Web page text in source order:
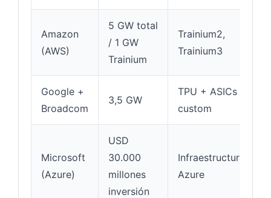
Amazon
(AWS)
5 GW total
/ 1 GW
Trainium
Trainium2,
Trainium3
Google +
Broadcom
3,5 GW
TPU + ASICs
custom
Microsoft
(Azure)
USD
30.000
millones
inversión
Infraestructura
Azure